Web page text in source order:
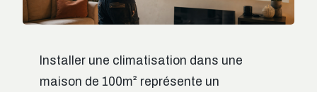
Installer une climatisation dans une
maison de 100m² représente un